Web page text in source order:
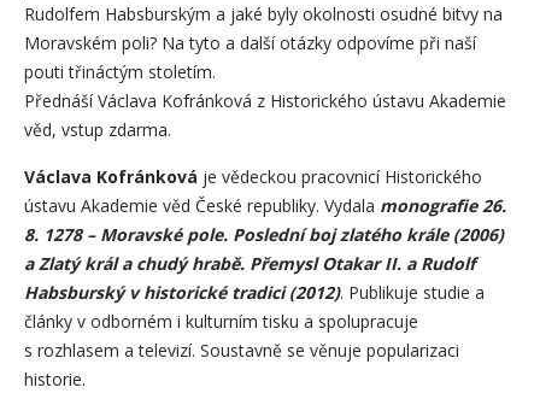
Rudolfem Habsburským a jaké byly okolnosti osudné bitvy na
Moravském poli? Na tyto a další otázky odpovíme při naší
pouti třináctým stoletím.
Přednáší Václava Kofránková z Historického ústavu Akademie
věd, vstup zdarma.
Václava Kofránková je vědeckou pracovnicí Historického
ústavu Akademie věd České republiky. Vydala monografie 26.
8. 1278 – Moravské pole. Poslední boj zlatého krále (2006)
a Zlatý král a chudý hrabě. Přemysl Otakar II. a Rudolf
Habsburský v historické tradici (2012). Publikuje studie a
články v odborném i kulturním tisku a spolupracuje
s rozhlasem a televizí. Soustavně se věnuje popularizaci
historie.